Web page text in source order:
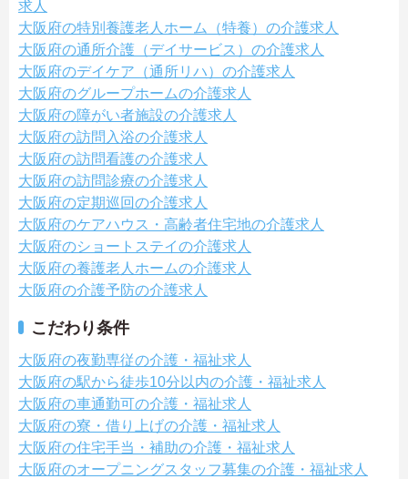
求人
大阪府の特別養護老人ホーム（特養）の介護求人
大阪府の通所介護（デイサービス）の介護求人
大阪府のデイケア（通所リハ）の介護求人
大阪府のグループホームの介護求人
大阪府の障がい者施設の介護求人
大阪府の訪問入浴の介護求人
大阪府の訪問看護の介護求人
大阪府の訪問診療の介護求人
大阪府の定期巡回の介護求人
大阪府のケアハウス・高齢者住宅地の介護求人
大阪府のショートステイの介護求人
大阪府の養護老人ホームの介護求人
大阪府の介護予防の介護求人
こだわり条件
大阪府の夜勤専従の介護・福祉求人
大阪府の駅から徒歩10分以内の介護・福祉求人
大阪府の車通勤可の介護・福祉求人
大阪府の寮・借り上げの介護・福祉求人
大阪府の住宅手当・補助の介護・福祉求人
大阪府のオープニングスタッフ募集の介護・福祉求人